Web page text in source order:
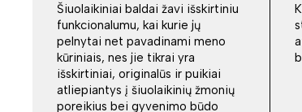
Šiuolaikiniai baldai žavi išskirtiniu
funkcionalumu, kai kurie jų
pelnytai net pavadinami meno
kūriniais, nes jie tikrai yra
išskirtiniai, originalūs ir puikiai
atliepiantys į šiuolaikinių žmonių
poreikius bei gyvenimo būdo